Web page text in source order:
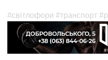
#світлофори #транспорт